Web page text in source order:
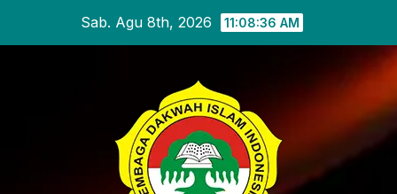
Sab. Agu 8th, 2026 11:08:37 AM